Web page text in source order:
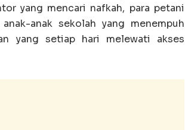
yang mencari nafkah, para petani
anak sekolah yang menempuh
yang setiap hari melewati akses